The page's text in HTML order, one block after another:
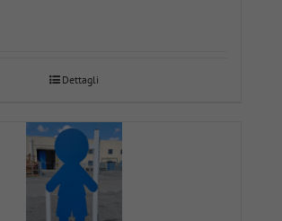
Dettagli